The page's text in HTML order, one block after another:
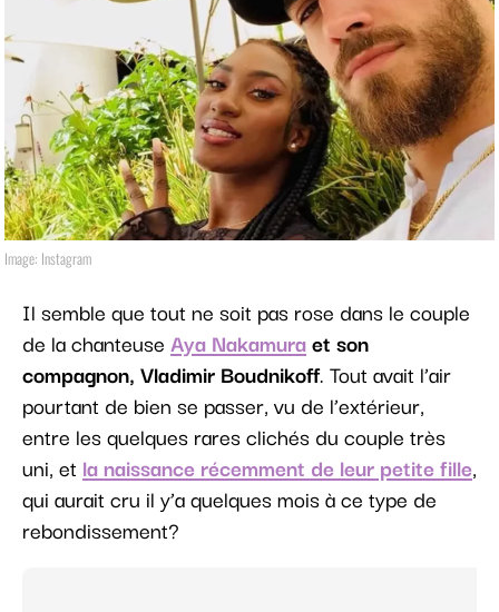
Image: Instagram
Il semble que tout ne soit pas rose dans le couple
de la chanteuse Aya Nakamuraet son
compagnon, Vladimir Boudnikoff. Tout avait l’air
pourtant de bien se passer, vu de l’extérieur,
entre les quelques rares clichés du couple très
uni, et la naissance récemment de leur petite fille,
qui aurait cru il y’a quelques mois à ce type de
rebondissement?